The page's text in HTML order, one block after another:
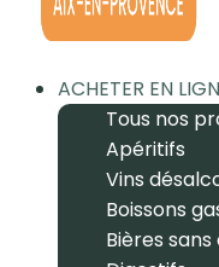
ACHETER EN
Tous nos
Apéritifs
Vins
Boissons
Bières